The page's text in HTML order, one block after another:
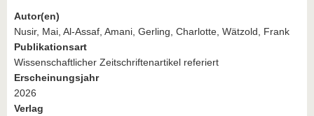
Autor(en)
Nusir, Mai, Al-Assaf, Amani, Gerling, Charlotte, Wätzold, Frank
Publikationsart
Wissenschaftlicher Zeitschriftenartikel referiert
Erscheinungsjahr
2026
Verlag